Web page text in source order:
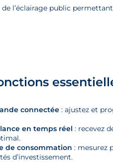
l’éclairage public
connectée: ajustez et
en temps réel : recevez
de consommation : mesurez
d’investissement.